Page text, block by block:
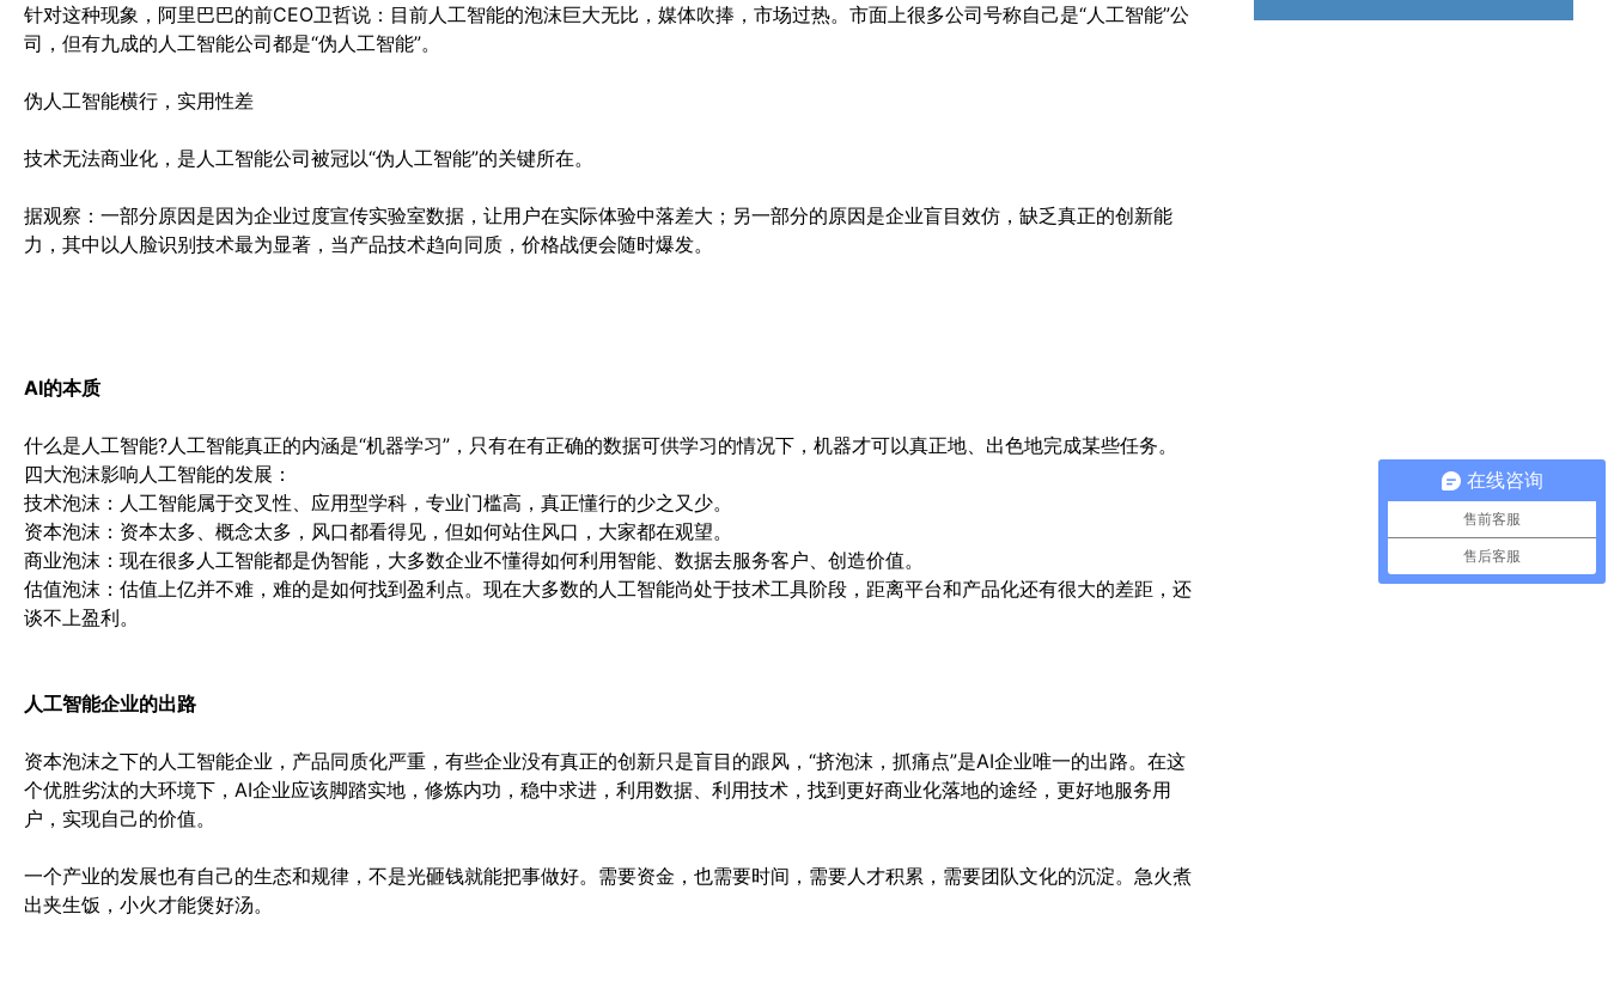
针对这种现象，阿里巴巴的前CEO卫哲说：目前人工智能的泡沫巨大无比，媒体吹捧，市场过热。市面上很多公司号称自己是“人工智能”公
司，但有九成的人工智能公司都是“伪人工智能”。
伪人工智能横行，实用性差
技术无法商业化，是人工智能公司被冠以“伪人工智能”的关键所在。
据观察：一部分原因是因为企业过度宣传实验室数据，让用户在实际体验中落差大；另一部分的原因是企业盲目效仿，缺乏真正的创新能
力，其中以人脸识别技术最为显著，当产品技术趋向同质，价格战便会随时爆发。
AI的本质
什么是人工智能?人工智能真正的内涵是“机器学习”，只有在有正确的数据可供学习的情况下，机器才可以真正地、出色地完成某些任务。
四大泡沫影响人工智能的发展：
技术泡沫：人工智能属于交叉性、应用型学科，专业门槛高，真正懂行的少之又少。
资本泡沫：资本太多、概念太多，风口都看得见，但如何站住风口，大家都在观望。
商业泡沫：现在很多人工智能都是伪智能，大多数企业不懂得如何利用智能、数据去服务客户、创造价值。
估值泡沫：估值上亿并不难，难的是如何找到盈利点。现在大多数的人工智能尚处于技术工具阶段，距离平台和产品化还有很大的差距，还
谈不上盈利。
人工智能企业的出路
资本泡沫之下的人工智能企业，产品同质化严重，有些企业没有真正的创新只是盲目的跟风，“挤泡沫，抓痛点”是AI企业唯一的出路。在这
个优胜劣汰的大环境下，AI企业应该脚踏实地，修炼内功，稳中求进，利用数据、利用技术，找到更好商业化落地的途经，更好地服务用
户，实现自己的价值。
一个产业的发展也有自己的生态和规律，不是光砸钱就能把事做好。需要资金，也需要时间，需要人才积累，需要团队文化的沉淀。急火煮
出夹生饭，小火才能煲好汤。
在线咨询
售前客服
售后客服